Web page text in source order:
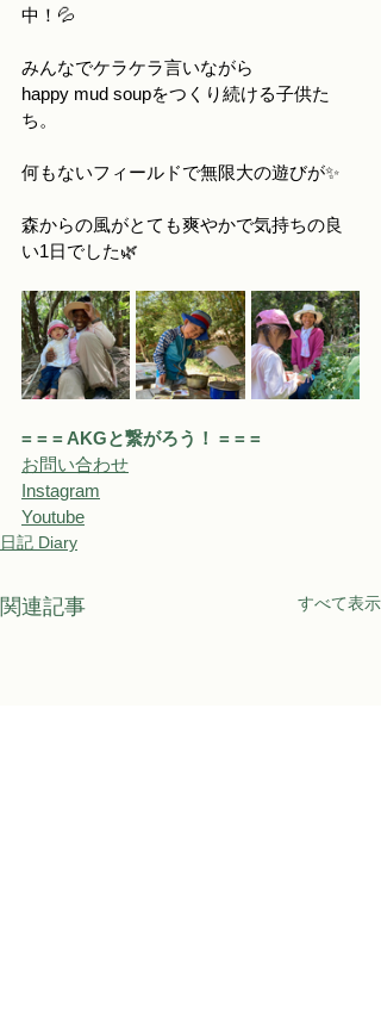
中！💦
みんなでケラケラ言いながら
happy mud soupをつくり続ける子供た
ち。
何もないフィールドで無限大の遊びが✨
森からの風がとても爽やかで気持ちの良
い1日でした🌿
= = = AKGと繋がろう！ = = =
お問い合わせ
Instagram
Youtube
日記 Diary
関連記事 すべて表示